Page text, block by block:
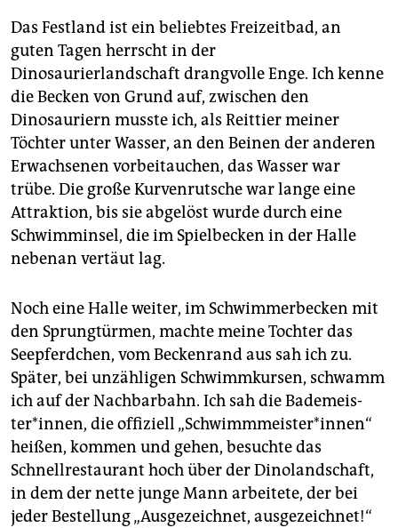
Das Festland ist ein beliebtes Freizeitbad, an
guten Tagen herrscht in der
Dinosaurierlandschaft drangvolle Enge. Ich kenne
die Becken von Grund auf, zwischen den
Dinosauriern musste ich, als Reittier meiner
Töchter unter Wasser, an den Beinen der anderen
Erwachsenen vorbeitauchen, das Wasser war
trübe. Die große Kurvenrutsche war lange eine
Attraktion, bis sie abgelöst wurde durch eine
Schwimminsel, die im Spielbecken in der Halle
nebenan vertäut lag.
Noch eine Halle weiter, im Schwimmerbecken mit
den Sprungtürmen, machte meine Tochter das
Seepferdchen, vom Beckenrand aus sah ich zu.
Später, bei unzähligen Schwimmkursen, schwamm
ich auf der Nachbarbahn. Ich sah die Bade­meis­
ter*in­nen, die offiziell „Schwimm­meister*in­nen“
heißen, kommen und gehen, besuchte das
Schnellrestaurant hoch über der Dinolandschaft,
in dem der nette junge Mann arbeitete, der bei
jeder Bestellung „Ausgezeichnet, ausgezeichnet!“